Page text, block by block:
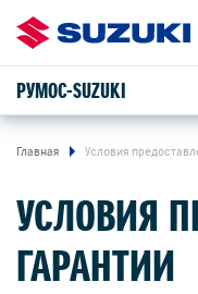
РУМОС-SUZUKI
г. Тверь, Автодорога
Петербург, 165 км
АВТОМОБИЛИ
ВЛАДЕЛЬЦАМ
О КОМПАНИИ
КОНТАКТЫ
Главная Условия
УСЛОВИЯ
ГАРАНТИИ